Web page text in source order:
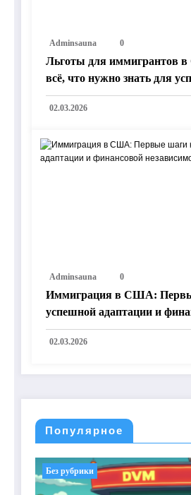
Adminsauna 0
Льготы для иммигрантов
всё, что нужно знать для
02.03.2026
Adminsauna 0
Иммиграция в США:
успешной адаптации и
независимости
02.03.2026
Популярное
Без рубрики